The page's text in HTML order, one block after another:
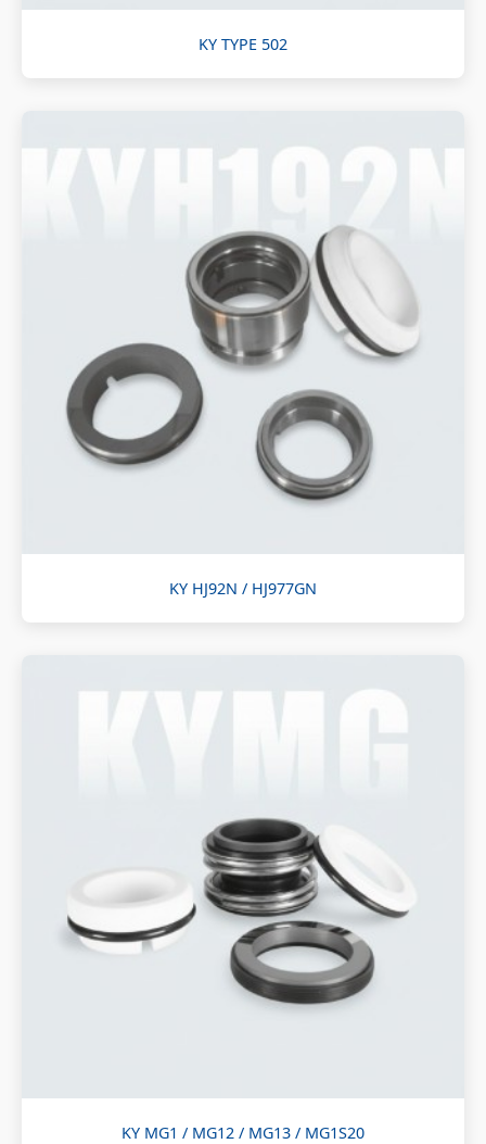
KY TYPE 502
KY HJ92N / HJ977GN
KY MG1 / MG12 / MG13 / MG1S20